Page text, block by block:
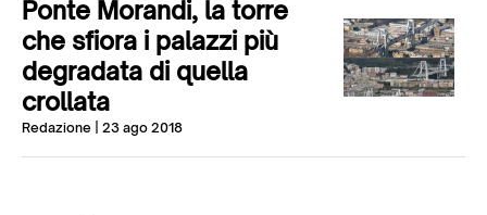
Contatti
Ponte Morandi, la torre
che sfiora i palazzi più
degradata di quella
crollata
Redazione | 23 ago 2018